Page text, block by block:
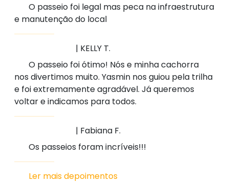
O passeio foi legal mas peca na infraestrutura
e manutenção do local
| KELLY T.
O passeio foi ótimo! Nós e minha cachorra
nos divertimos muito. Yasmin nos guiou pela trilha
e foi extremamente agradável. Já queremos
voltar e indicamos para todos.
| Fabiana F.
Os passeios foram incríveis!!!
Ler mais depoimentos